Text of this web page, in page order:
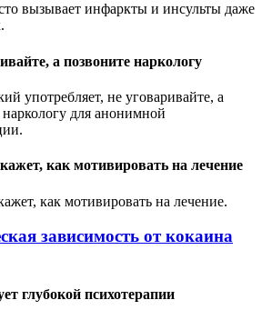
вызывает инфаркты и инсульты даже
а позвоните наркологу
употребляет, не уговаривайте, а
для анонимной
как мотивировать на лечение
как мотивировать на лечение.
зависимость от кокаина
глубокой психотерапии